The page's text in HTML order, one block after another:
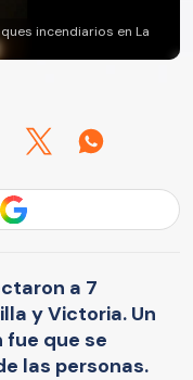
incendiarios en La
a 7
y Victoria. Un
fue que se
las personas.